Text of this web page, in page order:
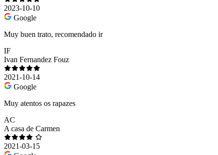
2023-10-10
Google
Muy buen trato, recomendado ir
IF
Ivan Fernandez Fouz
2021-10-14
Google
Muy atentos os rapazes
AC
A casa de Carmen
2021-03-15